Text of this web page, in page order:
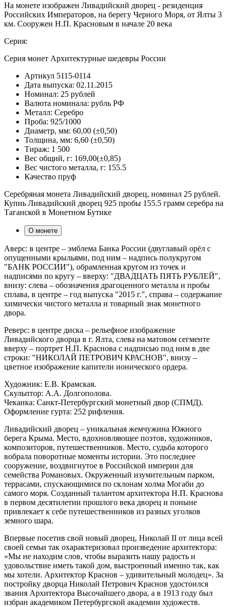
На монете изображен Ливадийский дворец - резиденция
Российских Императоров, на берегу Черного Моря, от Ялты 3
км. Сооружен Н.П. Красновым в начале 20 века
Серия:
Серия монет Архитектурные шедевры России
Артикул 5115-0114
Дата выпуска: 02.11.2015
Номинал: 25 рублей
Валюта номинала: рубль РФ
Металл: Серебро
Проба: 925/1000
Диаметр, мм: 60,00 (±0,50)
Толщина, мм: 6,60 (±0,50)
Тираж: 1 500
Вес общий, г: 169,00(±0,85)
Вес чистого металла, г: 155.5
Качество пруф
Серебряная монета Ливадийский дворец, номинал 25 рублей.
Купиь Ливадийский дворец 925 пробы 155.5 грамм серебра на
Таганской в Монетном Бутике
О монете
Аверс: в центре – эмблема Банка России (двуглавый орёл с
опущенными крыльями, под ним – надпись полукругом
"БАНК РОССИИ"), обрамленная кругом из точек и
надписями по кругу – вверху: "ДВАДЦАТЬ ПЯТЬ РУБЛЕЙ",
внизу: слева – обозначения драгоценного металла и пробы
сплава, в центре – год выпуска "2015 г.", справа – содержание
химически чистого металла и товарный знак монетного
двора.
Реверс: в центре диска – рельефное изображение
Ливадийского дворца в г. Ялта, слева на матовом сегменте
вверху – портрет Н.П. Краснова с надписью под ним в две
строки: "НИКОЛАЙ ПЕТРОВИЧ КРАСНОВ", внизу –
цветное изображение капители ионического ордера.
Художник: Е.В. Крамская.
Скульптор: А.А. Долгополова.
Чеканка: Санкт-Петербургский монетный двор (СПМД).
Оформление гурта: 252 рифления.
Ливадийский дворец – уникальная жемчужина Южного
берега Крыма. Место, вдохновляющее поэтов, художников,
композиторов, путешественников. Место, судьба которого
вобрала поворотные моменты истории. Это последнее
сооружение, воздвигнутое в Российской империи для
семейства Романовых. Окруженный изумительным парком,
террасами, спускающимися по склонам холма Могаби до
самого моря. Созданный талантом архитектора Н.П. Краснова
в первом десятилетии прошлого века дворец и поныне
привлекает к себе путешественников из разных уголков
земного шара.
Впервые посетив свой новый дворец, Николай ΙΙ от лица всей
своей семьи так охарактеризовал произведение архитектора:
«Мы не находим слов, чтобы выразить нашу радость и
удовольствие иметь такой дом, выстроенный именно так, как
мы хотели. Архитектор Краснов – удивительный молодец». За
постройку дворца Николай Петрович Краснов удостоился
звания Архитектора Высочайшего двора, а в 1913 году был
избран академиком Петербургской академии художеств.